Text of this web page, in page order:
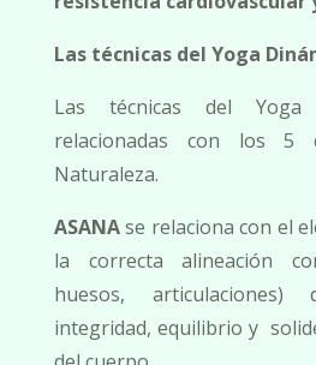
Las técnicas del Yoga
Las técnicas del Yoga
relacionadas con los 5
Naturaleza.
ASANAse relaciona con el
la correcta alineación
huesos, articulaciones)
integridad, equilibrio y